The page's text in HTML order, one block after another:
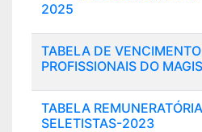
2025
TABELA DE
PROFISSIONAIS DO
TABELA
SELETISTAS-2023